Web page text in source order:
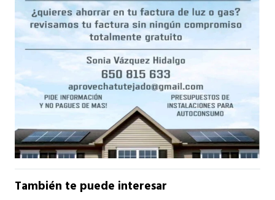
También te puede interesar